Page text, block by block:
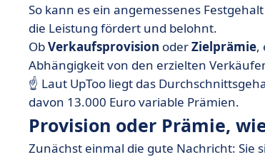
So kann es ein angemessenes
die Leistung fördert und belohnt.
ObVerkaufsprovision oderZielprämie,
Abhängigkeit von den erzielten
☝️ Laut UpToo liegt das
davon 13.000 Euro variable Prämien.
Provision oder Prämie,
Zunächst einmal die gute Nachricht: Sie